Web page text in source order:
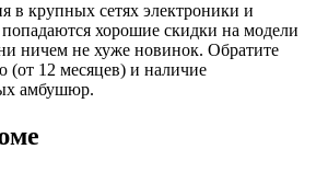
в крупных сетях электроники и
хорошие скидки на модели
ничем не хуже новинок. Обратите
(от 12 месяцев) и наличие
амбушюр.